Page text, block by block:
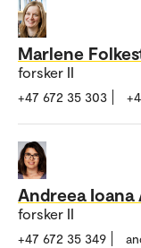
Marlene
forsker II
+47 672 35 303
Andreea Ioana
forsker II
+47 672 35 349